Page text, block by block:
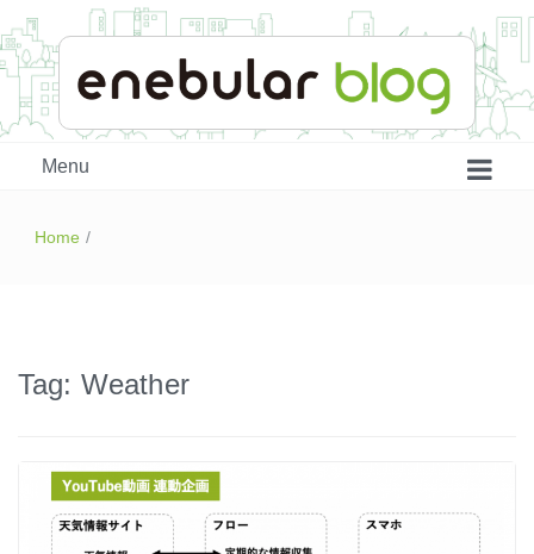
enebular 公式 技術ブログ
Menu
はじめよう、enebular (2)
はじめよう、enebular (3)
Home /
Tag: Weather